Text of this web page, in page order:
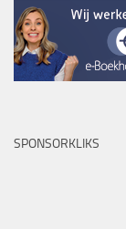
SPONSORKLIKS